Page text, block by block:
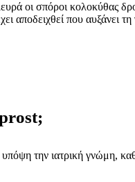
οι σπόροι
αποδειχθεί που αυξάνει τη
την ιατρική γνώμη,